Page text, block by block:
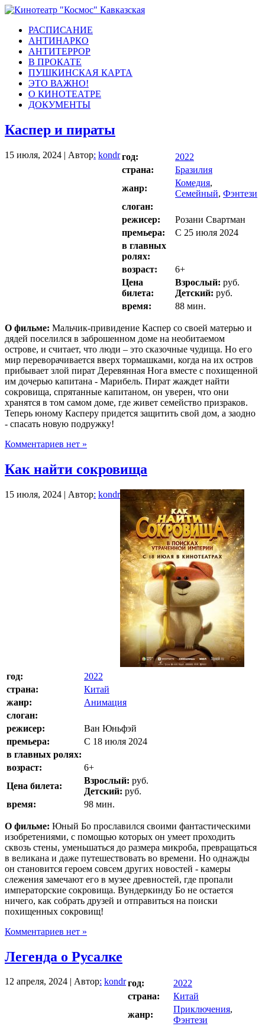
РАСПИСАНИЕ
АНТИНАРКО
АНТИТЕРРОР
В ПРОКАТЕ
ПУШКИНСКАЯ КАРТА
ЭТО ВАЖНО!
О КИНОТЕАТРЕ
ДОКУМЕНТЫ
Каспер и пираты
15 июля, 2024 | Автор: kondrгод:
2022
страна:
Бразилия
жанр:
Комедия,
Семейный, Фэнтези
слоган:
режисер:
Розани Свартман
премьера:
С 25 июля 2024
в главных
ролях:
возраст:
6+
Цена
билета:
Взрослый: руб.
Детский: руб.
время:
88 мин.
О фильме: Мальчик-привидение Каспер со своей матерью и
дядей поселился в заброшенном доме на необитаемом
острове, и считает, что люди – это сказочные чудища. Но его
мир переворачивается вверх тормашками, когда на их остров
прибывает злой пират Деревянная Нога вместе с похищенной
им дочерью капитана - Марибель. Пират жаждет найти
сокровища, спрятанные капитаном, он уверен, что они
хранятся в том самом доме, где живет семейство призраков.
Теперь юному Касперу придется защитить свой дом, а заодно
- спасать новую подружку!
Комментариев нет »
Как найти сокровища
15 июля, 2024 | Автор: kondr
год:
2022
страна:
Китай
жанр:
Анимация
слоган:
режисер:
Ван Юньфэй
премьера:
С 18 июля 2024
в главных ролях:
возраст:
6+
Цена билета:
Взрослый: руб.
Детский: руб.
время:
98 мин.
О фильме: Юный Бо прославился своими фантастическими
изобретениями, с помощью которых он умеет проходить
сквозь стены, уменьшаться до размера микроба, превращаться
в великана и даже путешествовать во времени. Но однажды
он становится героем совсем других новостей - камеры
слежения замечают его в музее древностей, где пропали
императорские сокровища. Вундеркинду Бо не остается
ничего, как собрать друзей и отправиться на поиски
похищенных сокровищ!
Комментариев нет »
Легенда о Русалке
12 апреля, 2024 | Автор: kondrгод:
2022
страна:
Китай
жанр:
Приключения,
Фэнтези